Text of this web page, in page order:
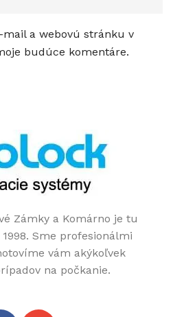
a webovú stránku v
budúce komentáre.
Zámky a Komárno je tu
Sme profesionálmi
vám akýkoľvek
na počkanie.